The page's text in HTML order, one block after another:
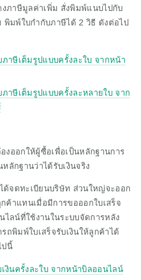
งภาษีมูลค่าเพิ่ม สั่งพิมพ์แนบไปกับ
พิมพ์ใบกำกับภาษีได้ 2 วิธี ดังต่อไป
าษีเต็มรูปแบบครั้งละใบ จากหน้า
าษีเต็มรูปแบบครั้งละหลายใบ จาก
งออกให้ผู้ซื้อเพื่อเป็นหลักฐานการ
ลักฐานว่าได้รับเงินจริง
ด้จดทะเบียนบริษัท ส่วนใหญ่จะออก
ค้าแทนเมื่อมีการขอออกใบเสร็จ
ไลน์ที่ใช้งานในระบบจัดการหลัง
ถพิมพ์ใบเสร็จรับเงินให้ลูกค้าได้
ปนี้
งินครั้งละใบ จากหน้าบิลออนไลน์